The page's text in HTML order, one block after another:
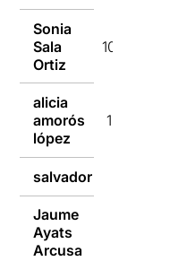
Sonia
Sala
Ortiz
10/10/2016
alicia
amorós
lópez
10/10/2016
salvador
Jaume
Ayats
Arcusa